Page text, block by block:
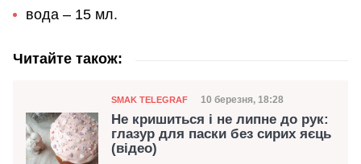
вода – 15 мл.
Читайте також:
Категорія
SMAK TELEGRAF Дата публікації
10 березня, 18:28
Не кришиться і не липне до рук:
глазур для паски без сирих яєць
(відео)